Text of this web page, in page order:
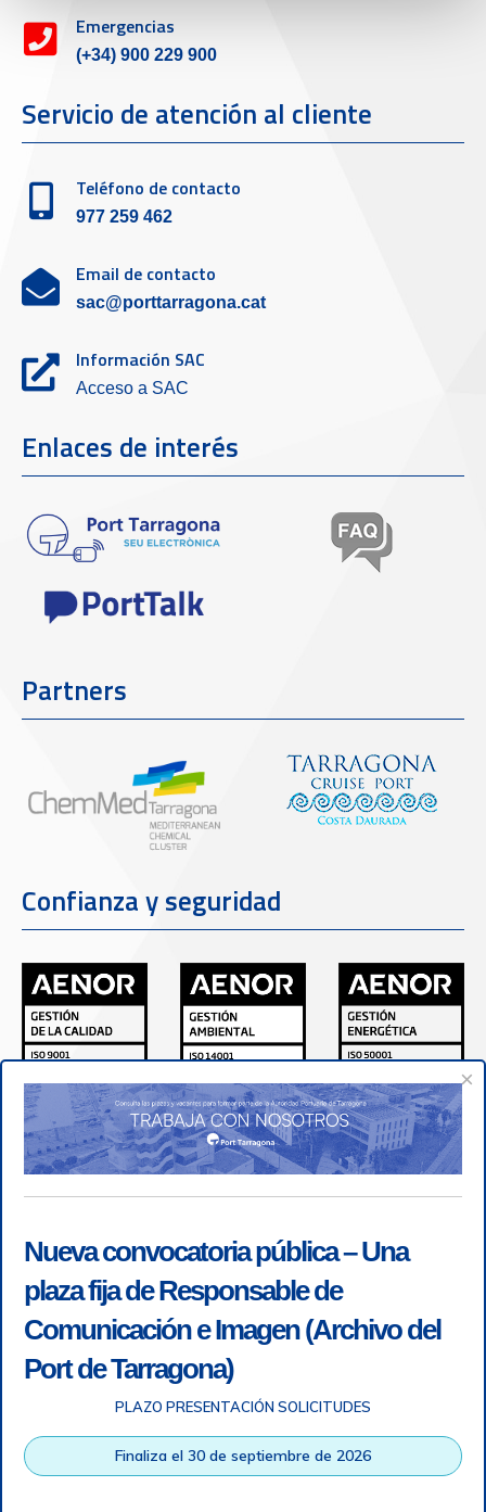
Emergencias
(+34) 900 229 900
Servicio de atención al cliente
Teléfono de contacto
977 259 462
Email de contacto
sac@porttarragona.cat
Información SAC
Acceso a SAC
Enlaces de interés
Partners
Confianza y seguridad
Autoridad Portuaria de Tarragona © Todos los derechos
×
Nueva convocatoria pública – Una
plaza fija de Responsable de
Comunicación e Imagen (Archivo del
Port de Tarragona)
PLAZO PRESENTACIÓN SOLICITUDES
Finaliza el 30 de septiembre de 2026